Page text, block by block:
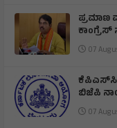
ಪ್ರಮಾಣ
ಕಾಂಗ್ರೆಸ್
07
ಕೆಪಿಎಸ್‌ಸಿ
ಬಿಜೆಪಿ
07